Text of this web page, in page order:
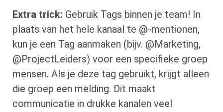
Extra trick: Gebruik Tags binnen je team! In
plaats van het hele kanaal te @-mentionen,
kun je een Tag aanmaken (bijv. @Marketing,
@ProjectLeiders) voor een specifieke groep
mensen. Als je deze tag gebruikt, krijgt alleen
die groep een melding. Dit maakt
communicatie in drukke kanalen veel